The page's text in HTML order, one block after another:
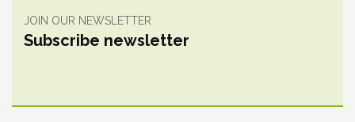
JOIN OUR NEWSLETTER
Subscribe newsletter